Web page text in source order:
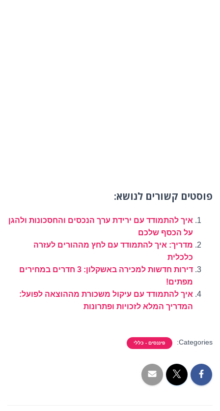
פוסטים קשורים לנושא:
איך להתמודד עם ירידת ערך הנכסים והחסכונות ולהגן
על הכסף שלכם
מדריך: איך להתמודד עם לחץ מההורים לעזרה
כלכלית
דירות חדשות למכירה באשקלון: 3 חדרים במחירים
מפתים!
איך להתמודד עם עיקול משכורת מההוצאה לפועל:
המדריך המלא לזכויות ופתרונות
Categories: פיננסים - כללי